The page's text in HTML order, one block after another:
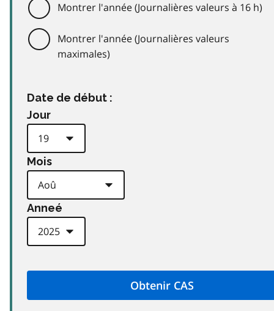
Montrer l'année (Journalières valeurs à 16 h)
Montrer l'année (Journalières valeurs
maximales)
Date de début :
Jour
Mois
Anneé